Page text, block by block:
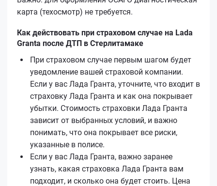
карта (техосмотр) не требуется.
Как действовать при страховом случае на Lada
Granta после ДТП в Стерлитамаке
При страховом случае первым шагом будет
уведомление вашей страховой компании.
Если у вас Лада Гранта, уточните, что входит в
страховку Лада Гранта и как она покрывает
убытки. Стоимость страховки Лада Гранта
зависит от выбранных условий, и важно
понимать, что она покрывает все риски,
указанные в полисе.
Если у вас Лада Гранта, важно заранее
узнать, какая страховка Лада Гранта вам
подходит, и сколько она будет стоить. Цена